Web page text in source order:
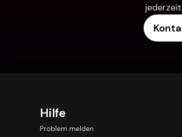
Hilfe
Problem melden